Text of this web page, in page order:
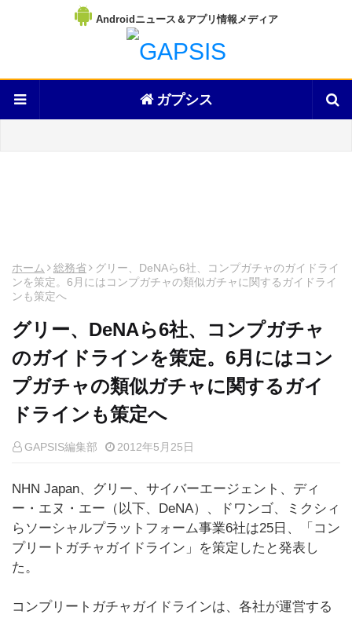
Androidニュース＆アプリ情報メディア
ガプシス
ホーム 総務省
グリー、DeNAら6社、コンプガチャのガイドライ
ンを策定。6月にはコンプガチャの類似ガチャに関するガイドライ
ンも策定へ
グリー、DeNAら6社、コンプガチャ
のガイドラインを策定。6月にはコン
プガチャの類似ガチャに関するガイ
ドラインも策定へ
GAPSIS編集部 2012年5月25日
NHN Japan、グリー、サイバーエージェント、ディ
ー・エヌ・エー（以下、DeNA）、ドワンゴ、ミクシィ
らソーシャルプラットフォーム事業6社は25日、「コン
プリートガチャガイドライン」を策定したと発表し
た。
コンプリートガチャガイドラインは、各社が運営する